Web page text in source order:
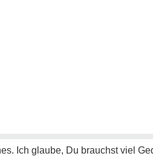
Ich glaube, Du brauchst viel